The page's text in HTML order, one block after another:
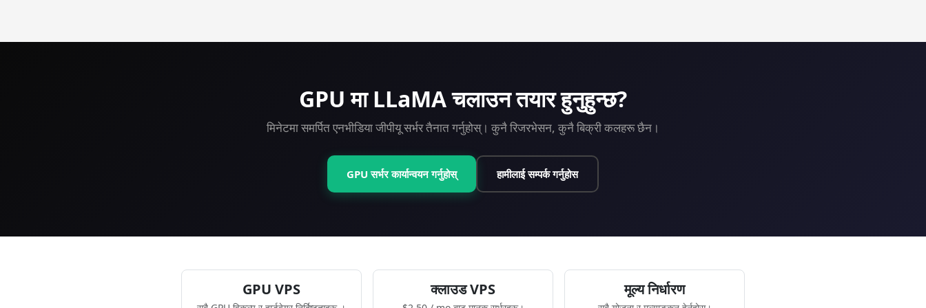
GPU मा LLaMA चलाउन तयार हुनुहुन्छ?
मिनेटमा समर्पित एनभीडिया जीपीयू सर्भर तैनात गर्नुहोस्। कुनै रिजरभेसन, कुनै बिक्री कलहरू छैन।
GPU सर्भर कार्यान्वयन गर्नुहोस् हामीलाई सम्पर्क गर्नुहोस
GPU VPS क्लाउड VPS मूल्य निर्धारण